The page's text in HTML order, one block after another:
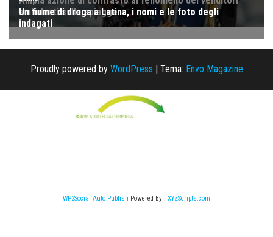
Proudly powered by WordPress Tema: Envo Magazine
WP2Social Auto Publish Powered By : XYZScripts.com